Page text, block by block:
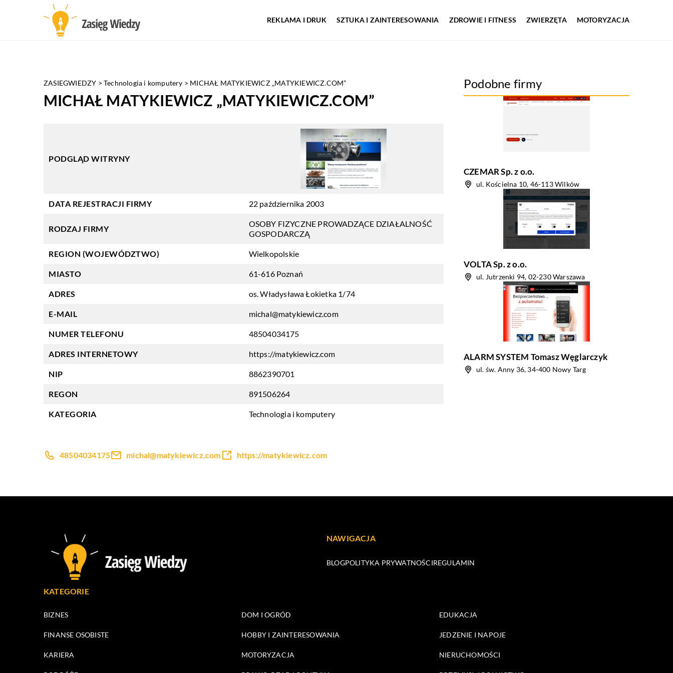
REKLAMA I DRUK SZTUKA I ZAINTERESOWANIA ZDROWIE I FITNESS ZWIERZĘTA MOTORYZACJA
ZASIEGWIEDZY >Technologia i komputery > MICHAŁ MATYKIEWICZ „MATYKIEWICZ.COM”
MICHAŁ MATYKIEWICZ „MATYKIEWICZ.COM”
PODGLĄD WITRYNY
DATA REJESTRACJI FIRMY 22 października 2003
RODZAJ FIRMY
OSOBY FIZYCZNE PROWADZĄCE DZIAŁALNOŚĆ
GOSPODARCZĄ
REGION (WOJEWÓDZTWO) Wielkopolskie
MIASTO 61-616 Poznań
ADRES os. Władysława Łokietka 1/74
E-MAIL michal@matykiewicz.com
NUMER TELEFONU 48504034175
ADRES INTERNETOWY https://matykiewicz.com
NIP 8862390701
REGON 891506264
KATEGORIA Technologia i komputery
Podobne firmy
CZEMAR Sp. z o.o.
ul. Kościelna 10, 46-113 Wilków
VOLTA Sp. z o.o.
ul. Jutrzenki 94, 02-230 Warszawa
ALARM SYSTEM Tomasz Węglarczyk
ul. św. Anny 36, 34-400 Nowy Targ
48504034175 michal@matykiewicz.com https://matykiewicz.com
NAWIGACJA
BLOGPOLITYKA PRYWATNOŚCIREGULAMIN
KATEGORIE
BIZNES DOM I OGRÓD EDUKACJA
FINANSE OSOBISTE HOBBY I ZAINTERESOWANIA JEDZENIE I NAPOJE
KARIERA MOTORYZACJA NIERUCHOMOŚCI